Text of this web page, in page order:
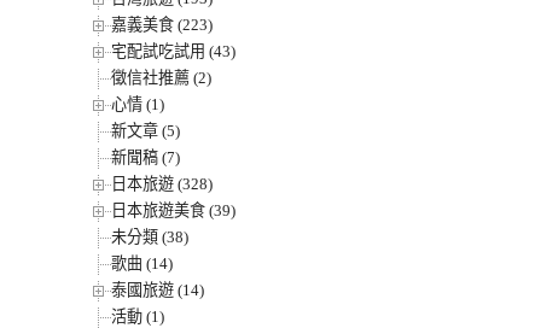
嘉義美食 (223)
宅配試吃試用 (43)
徵信社推薦 (2)
心情 (1)
新文章 (5)
新聞稿 (7)
日本旅遊 (328)
日本旅遊美食 (39)
未分類 (38)
歌曲 (14)
泰國旅遊 (14)
活動 (1)